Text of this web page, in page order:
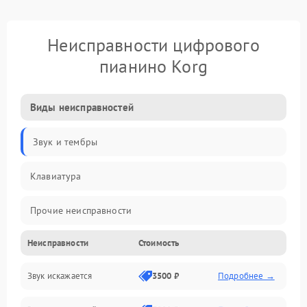
Неисправности цифрового
пианино Korg
Виды неисправностей
Звук и тембры
Клавиатура
Прочие неисправности
Включение и работа
Управление и электроника
Неисправности Стоимость
Звук искажается 3500 ₽ Подробнее →